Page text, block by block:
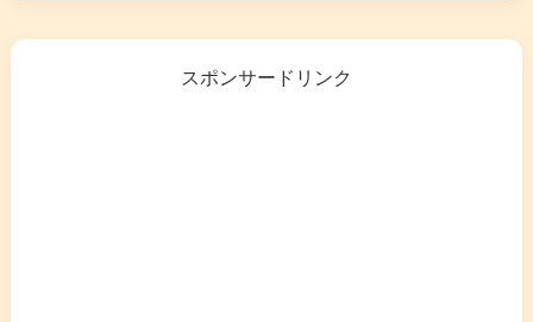
スポンサードリンク